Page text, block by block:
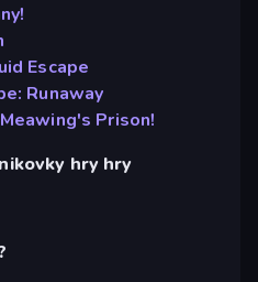
Escape
Runaway
Prison!
hry hry